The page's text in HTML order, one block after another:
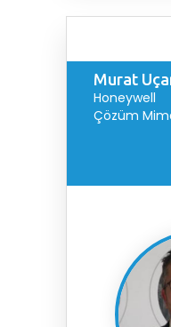
Murat
Honeywell
Çözüm